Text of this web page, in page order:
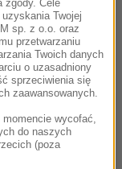
scenariusz
z doboru
i tym razem
Na ekranie
Banderasa
8 maja.
zgody. Cele
Twojej
sp. z o.o. oraz
przetwarzaniu
Twoich danych
o uzasadniony
sprzeciwienia się
zaawansowanych.
wycofać,
do naszych
(poza